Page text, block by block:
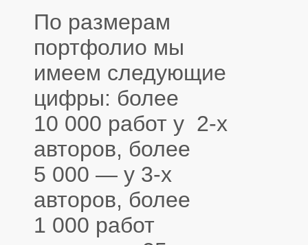
По размерам
портфолио мы
имеем следующие
цифры: более
10 000 работ у 2-х
авторов, более
5 000 — у 3-х
авторов, более
1 000 работ